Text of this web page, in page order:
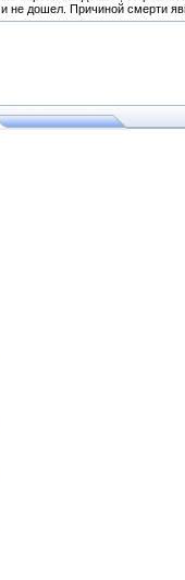
и не дошел. Причиной смерти